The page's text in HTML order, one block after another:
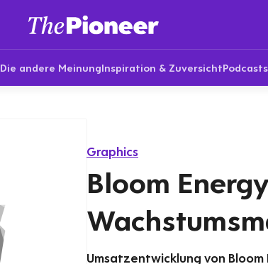
Die andere MeinungInspiration & ZuversichtPodcasts
Graphics
Bloom
Umsatzentwicklung von